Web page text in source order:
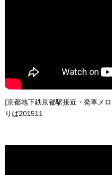
[京都地下鉄京都駅接近・発車メ
りば201511